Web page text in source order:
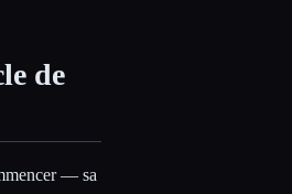
de
— sa